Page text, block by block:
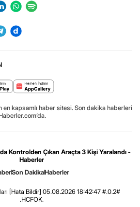
en kapsamlı haber sitesi. Son dakika haberleri
Kontrolden Çıkan Araçta 3 Kişi Yaralandı -
Haberler
Son DakikaHaberler
[Hata Bildir] 05.08.2026 18:42:47 #.0.2#
.HCFOK.